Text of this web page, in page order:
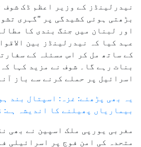
نیدرلینڈز کے وزیر اعظم ڈک شوف
بڑھتی ہوئی کشیدگی پر "گہری
اور لبنان میں جنگ بندی کا
عہد کیا کہ نیدرلینڈز بین
کے ساتھ مل کر اس مسئلہ کے
بنات رہے گا۔ شوف نے مزید کہا
اسرائیل پر حملے کرنے سے باز
یہ بھی پڑھئے: غزہ: اسپتال بند
بیماریاں پھیلنے کا اندیشہ ہے:
مغربی یورپی ملک اسپین نے بھی
متحدہ کی امن فوج پر اسرائیلی